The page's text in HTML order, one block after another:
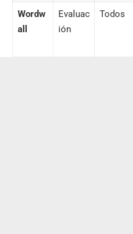
Wordw
all
Evaluac
ión
Todos